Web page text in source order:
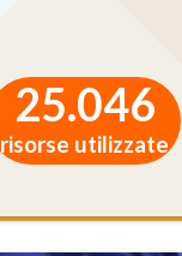
25.046
risorse utilizzate